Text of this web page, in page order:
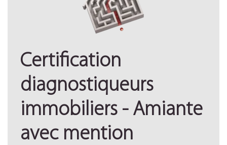
Certification
diagnostiqueurs
immobiliers - Amiante
avec mention